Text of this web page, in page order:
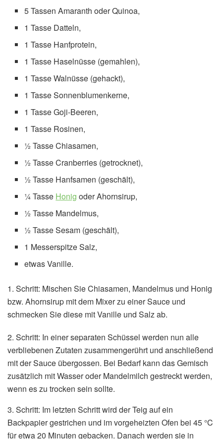
5 Tassen Amaranth oder Quinoa,
1 Tasse Datteln,
1 Tasse Hanfprotein,
1 Tasse Haselnüsse (gemahlen),
1 Tasse Walnüsse (gehackt),
1 Tasse Sonnenblumenkerne,
1 Tasse Goji-Beeren,
1 Tasse Rosinen,
½ Tasse Chiasamen,
½ Tasse Cranberries (getrocknet),
½ Tasse Hanfsamen (geschält),
¼ Tasse Honig oder Ahornsirup,
½ Tasse Mandelmus,
½ Tasse Sesam (geschält),
1 Messerspitze Salz,
etwas Vanille.
1. Schritt: Mischen Sie Chiasamen, Mandelmus und Honig
bzw. Ahornsirup mit dem Mixer zu einer Sauce und
schmecken Sie diese mit Vanille und Salz ab.
2. Schritt: In einer separaten Schüssel werden nun alle
verbliebenen Zutaten zusammengerührt und anschließend
mit der Sauce übergossen. Bei Bedarf kann das Gemisch
zusätzlich mit Wasser oder Mandelmilch gestreckt werden,
wenn es zu trocken sein sollte.
3. Schritt: Im letzten Schritt wird der Teig auf ein
Backpapier gestrichen und im vorgeheizten Ofen bei 45 °C
für etwa 20 Minuten gebacken. Danach werden sie in